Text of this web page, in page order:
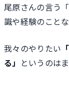
尾原さんの言う
識や経験のこと
我々のやりたい
る」 というのは